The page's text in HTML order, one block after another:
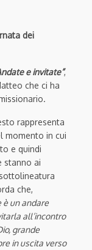
dei
e invitate”,
che ci ha
rappresenta
momento in cui
e quindi
stanno ai
che,
è un andare
all’incontro
grande
in uscita verso